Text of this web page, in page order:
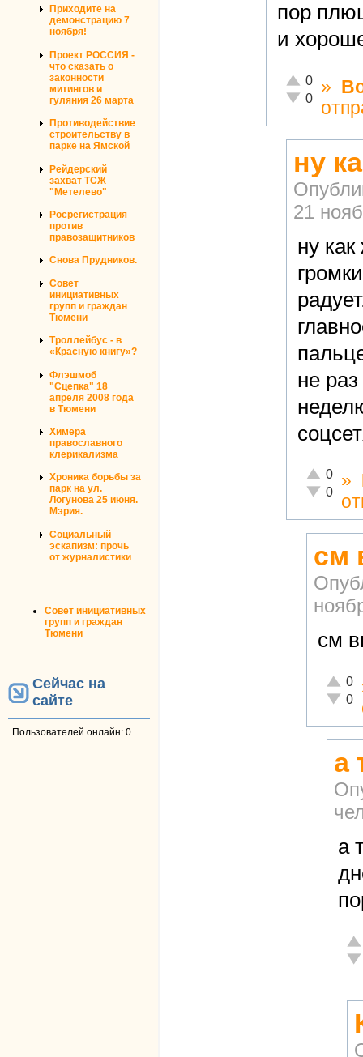
Приходите на
демонстрацию 7
ноября!
Проект РОССИЯ -
что сказать о
законности
митингов и
гуляния 26 марта
Противодействие
строительству в
парке на Ямской
Рейдерский
захват ТСЖ
"Метелево"
Росрегистрация
против
правозащитников
Снова Прудников.
Совет
инициативных
групп и граждан
Тюмени
Троллейбус - в
«Красную книгу»?
Флэшмоб
"Сцепка" 18
апреля 2008 года
в Тюмени
Химера
православного
клерикализма
Хроника борьбы за
парк на ул.
Логунова 25 июня.
Мэрия.
Социальный
эскапизм: прочь
от журналистики
Совет инициативных
групп и граждан
Тюмени
Сейчас на
сайте
Пользователей онлайн: 0.
пор
и
Отлично!
0
Неадекватно!
0
»
ну
21
ну
не
Отлично!
0
0
»
см
см
0
0
а
а